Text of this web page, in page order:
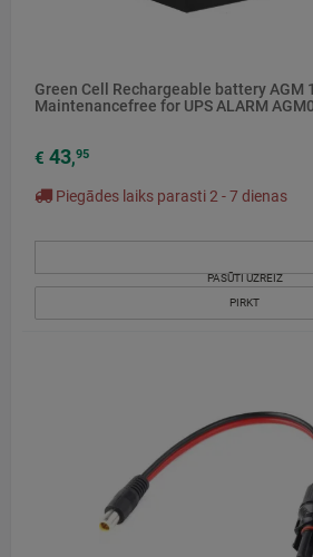
Green Cell Rechargeable battery AGM
Maintenancefree for UPS ALARM
€ 43,95
Piegādes laiks parasti 2 - 7 dienas
PASŪTI UZREIZ
PIRKT